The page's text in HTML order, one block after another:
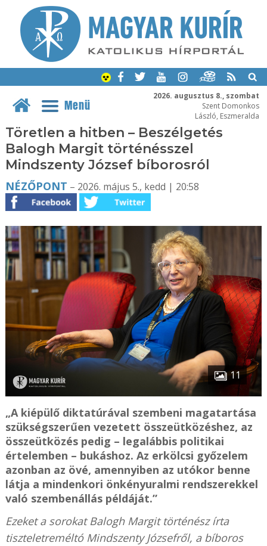
2026. augusztus 8., szombat
Szent Domonkos
László, Eszmeralda
Menü
Töretlen a hitben – Beszélgetés
Balogh Margit történésszel
Mindszenty József bíborosról
NÉZŐPONT – 2026. május 5., kedd | 20:58
11
„A kiépülő diktatúrával szembeni magatartása
szükségszerűen vezetett összeütközéshez, az
összeütközés pedig – legalábbis politikai
értelemben – bukáshoz. Az erkölcsi győzelem
azonban az övé, amennyiben az utókor benne
látja a mindenkori önkényuralmi rendszerekkel
való szembenállás példáját.”
Ezeket a sorokat Balogh Margit történész írta
tiszteletreméltó Mindszenty Józsefről, a bíboros